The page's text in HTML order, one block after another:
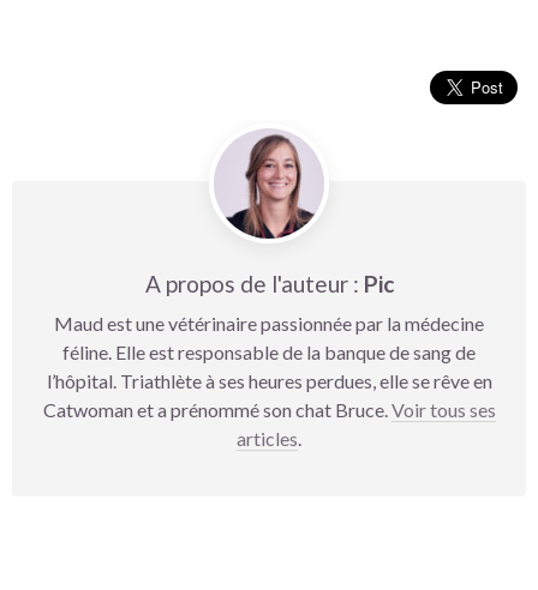
A propos de l'auteur : Pic
Maud est une vétérinaire passionnée par la médecine
féline. Elle est responsable de la banque de sang de
l’hôpital. Triathlète à ses heures perdues, elle se rêve en
Catwoman et a prénommé son chat Bruce.Voir tous ses
articles.